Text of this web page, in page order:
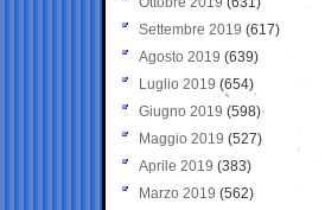
Settembre 2019 (617)
Agosto 2019 (639)
Luglio 2019 (654)
Giugno 2019 (598)
Maggio 2019 (527)
Aprile 2019 (383)
Marzo 2019 (562)